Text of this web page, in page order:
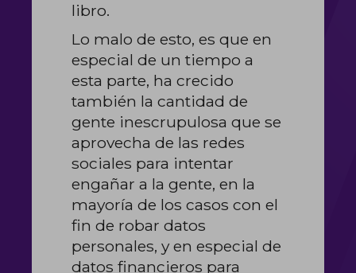
libro.
Lo malo de esto, es que en
especial de un tiempo a
esta parte, ha crecido
también la cantidad de
gente inescrupulosa que se
aprovecha de las redes
sociales para intentar
engañar a la gente, en la
mayoría de los casos con el
fin de robar datos
personales, y en especial de
datos financieros para